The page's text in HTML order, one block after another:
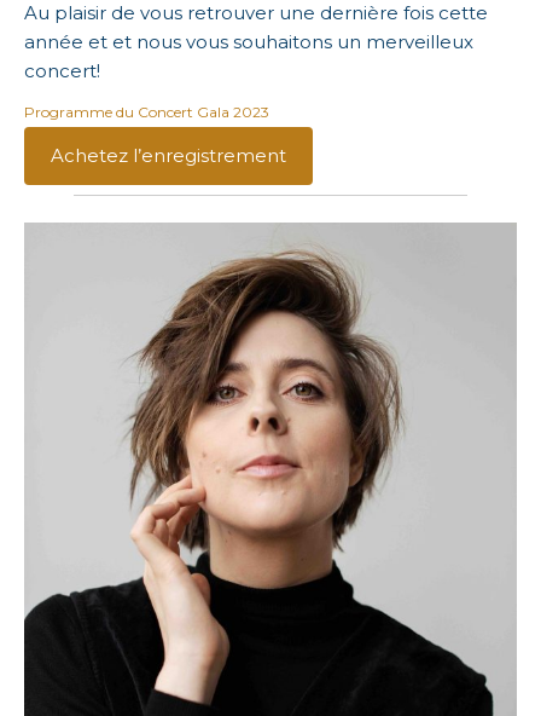
Au plaisir de vous retrouver une dernière fois cette
année et et nous vous souhaitons un merveilleux
concert!
Programme du Concert Gala 2023
Achetez l’enregistrement